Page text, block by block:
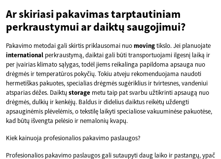
Ar skiriasi pakavimas tarptautiniam
perkraustymui ar daiktų saugojimui?
Pakavimo metodai gali skirtis priklausomai nuomovingtikslo. Jei planuojate
international perkraustymą, daiktai gali būti transportuojami ilgesnį laiką ir
per įvairias klimato sąlygas, todėl jiems reikalinga papildoma apsauga nuo
drėgmės ir temperatūros pokyčių. Tokiu atveju rekomenduojama naudoti
hermetiškas pakuotes, specialias drėgmės sugėriklius ir tvirtesnes, vandeniui
atsparias dėžes. Daiktų storage metu taip pat svarbu užtikrinti apsaugą nuo
drėgmės, dulkių ir kenkėjų. Baldus ir didelius daiktus reikėtų uždengti
apsauginėmis plėvelėmis, o tekstilę laikyti specialiose vakuuminėse pakuotėse,
kad būtų išvengta pelėsio ir nemalonių kvapų.
Kiek kainuoja profesionalios pakavimo paslaugos?
Profesionalios pakavimo paslaugos gali sutaupyti daug laiko ir pastangų, ypač